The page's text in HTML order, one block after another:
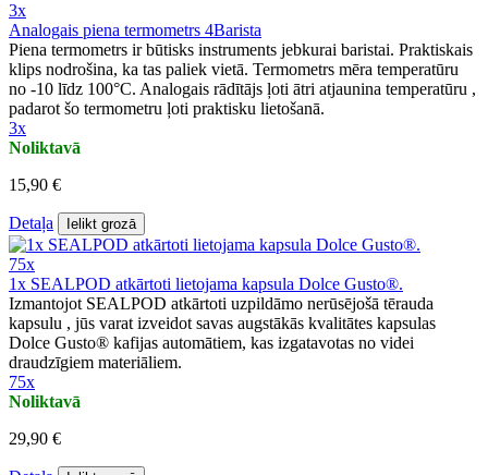
3x
Analogais piena termometrs 4Barista
Piena termometrs ir būtisks instruments jebkurai baristai. Praktiskais
klips nodrošina, ka tas paliek vietā. Termometrs mēra temperatūru
no -10 līdz 100°C. Analogais rādītājs ļoti ātri atjaunina temperatūru ,
padarot šo termometru ļoti praktisku lietošanā.
3x
Noliktavā
15,90 €
Detaļa Ielikt grozā
75x
1x SEALPOD atkārtoti lietojama kapsula Dolce Gusto®.
Izmantojot SEALPOD atkārtoti uzpildāmo nerūsējošā tērauda
kapsulu , jūs varat izveidot savas augstākās kvalitātes kapsulas
Dolce Gusto® kafijas automātiem, kas izgatavotas no videi
draudzīgiem materiāliem.
75x
Noliktavā
29,90 €